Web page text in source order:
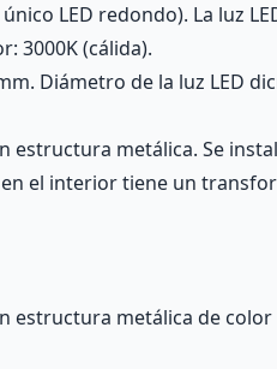
LED redondo). La luz
3000K (cálida).
Diámetro de la luz LED
estructura metálica. Se
el interior tiene un
estructura metálica de